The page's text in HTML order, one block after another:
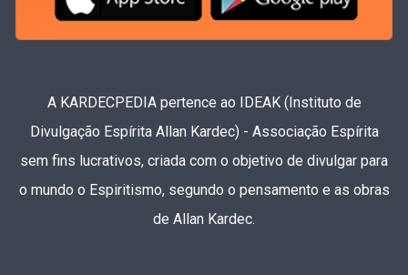
A KARDECPEDIA pertence ao IDEAK (Instituto de
Divulgação Espírita Allan Kardec) - Associação Espírita
sem fins lucrativos, criada com o objetivo de divulgar para
o mundo o Espiritismo, segundo o pensamento e as obras
de Allan Kardec.